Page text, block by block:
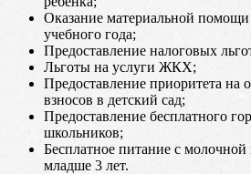
Оказание материальной помощи
учебного года;
Предоставление налоговых
Льготы на услуги ЖКХ;
Предоставление приоритета на
взносов в детский сад;
Предоставление бесплатного
школьников;
Бесплатное питание с молочной
младше 3 лет.